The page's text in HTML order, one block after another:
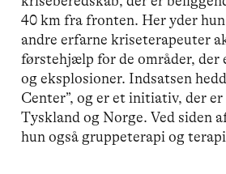
40 km fra fronten. Her yder
andre erfarne kriseterapeuter
førstehjælp for de områder, der
og eksplosioner. Indsatsen
Center”, og er et initiativ, der
Tyskland og Norge. Ved siden
hun også gruppeterapi og